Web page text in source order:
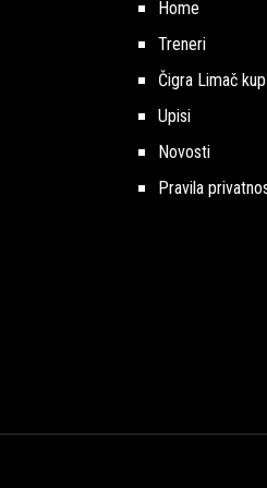
Home
Treneri
Čigra Limač kup
Upisi
Novosti
Pravila